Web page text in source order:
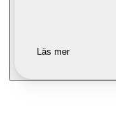
Läs mer